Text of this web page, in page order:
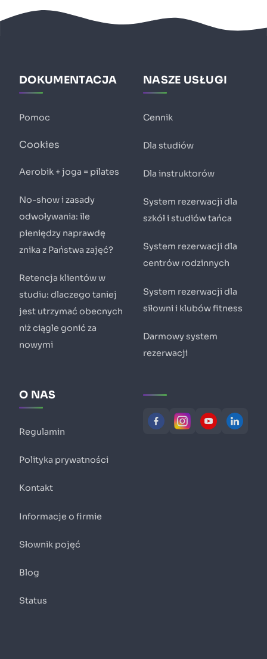
DOKUMENTACJA
Pomoc
Cookies
Aerobik + joga = pilates
No-show i zasady
odwoływania: ile
pieniędzy naprawdę
znika z Państwa zajęć?
Retencja klientów w
studiu: dlaczego taniej
jest utrzymać obecnych
niż ciągle gonić za
nowymi
NASZE USŁUGI
Cennik
Dla studiów
Dla instruktorów
System rezerwacji dla
szkół i studiów tańca
System rezerwacji dla
centrów rodzinnych
System rezerwacji dla
siłowni i klubów fitness
Darmowy system
rezerwacji
O NAS
Regulamin
Polityka prywatności
Kontakt
Informacje o firmie
Słownik pojęć
Blog
Status